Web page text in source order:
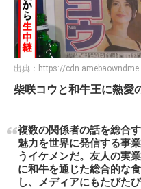
出典： https://
柴咲コウと和牛王に熱愛
複数の関係者の話を総合
魅力を世界に発信する事
うイケメンだ。友人の実
に和牛を通じた総合的な
し、メディアにもたびた